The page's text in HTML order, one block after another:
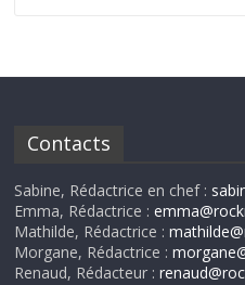
Contacts
Sabine, Rédactrice en chef :
Emma, Rédactrice :
Mathilde, Rédactrice :
Morgane, Rédactrice :
Renaud, Rédacteur :